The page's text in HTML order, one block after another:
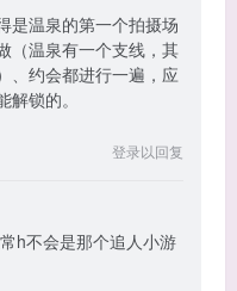
是温泉的第一个拍摄场
（温泉有一个支线，其
、约会都进行一遍，应
锁的。
登录以回复
h不会是那个追人小游